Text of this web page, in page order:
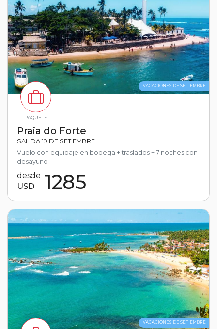
PAQUETE
VACACIONES DE SETIEMBRE
Praia do Forte
SALIDA 19 DE SETIEMBRE
Vuelo con equipaje en bodega + traslados + 7 noches con
desayuno
desde
USD
1285
VACACIONES DE SETIEMBRE